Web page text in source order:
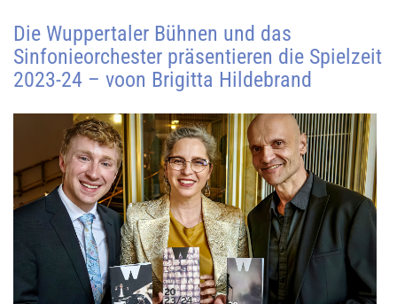
Die Wuppertaler Bühnen und das
Sinfonieorchester präsentieren die Spielzeit
2023-24 – voon Brigitta Hildebrand